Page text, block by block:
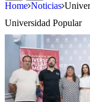
Home Noticias
Universidad Popular